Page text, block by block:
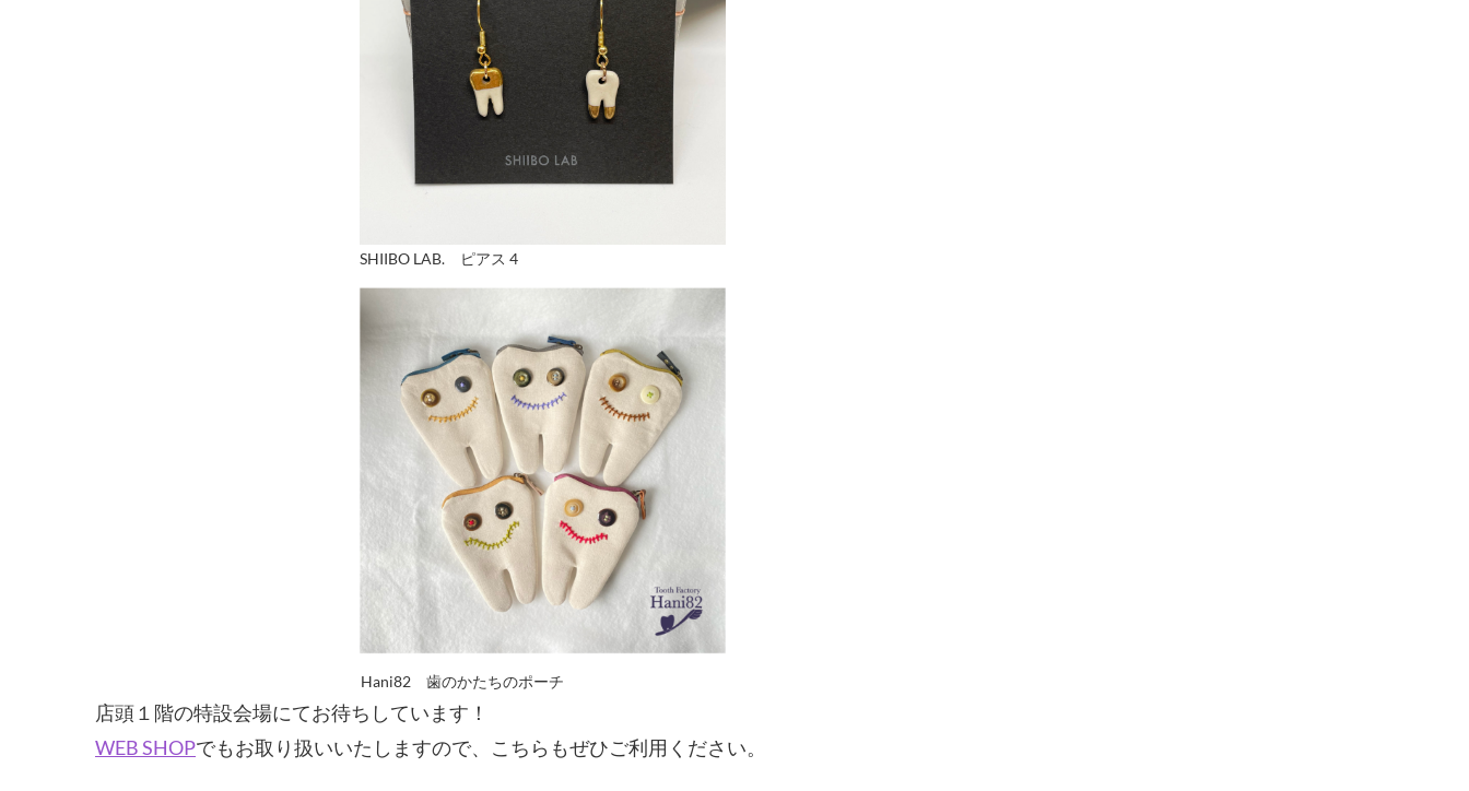
SHIIBO LAB. ピアス 4
Hani82 歯のかたちのポーチ
店頭１階の特設会場にてお待ちしています！
WEB SHOPでもお取り扱いいたしますので、こちらもぜひご利用ください。